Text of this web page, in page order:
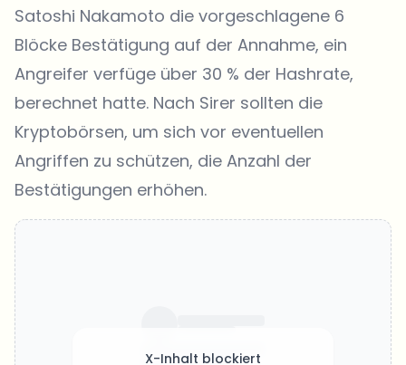
Satoshi Nakamoto die vorgeschlagene 6
Blöcke Bestätigung auf der Annahme, ein
Angreifer verfüge über 30 % der Hashrate,
berechnet hatte. Nach Sirer sollten die
Kryptobörsen, um sich vor eventuellen
Angriffen zu schützen, die Anzahl der
Bestätigungen erhöhen.
X-Inhalt blockiert